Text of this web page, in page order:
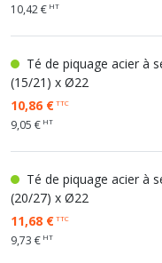
10,42 € HT
Té de piquage acier à
(15/21) x Ø22
10,86 €TTC
9,05 € HT
Té de piquage acier à
(20/27) x Ø22
11,68 €TTC
9,73 € HT